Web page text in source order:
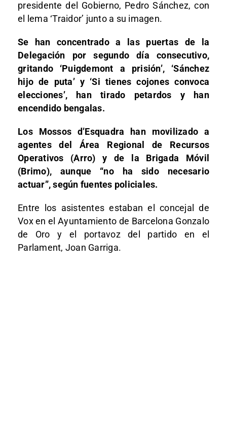
presidente del Gobierno, Pedro Sánchez, con
el lema ‘Traidor’ junto a su imagen.
Se han concentrado a las puertas de la
Delegación por segundo día consecutivo,
gritando ‘Puigdemont a prisión’, ‘Sánchez
hijo de puta’ y ‘Si tienes cojones convoca
elecciones’, han tirado petardos y han
encendido bengalas.
Los Mossos d’Esquadra han movilizado a
agentes del Área Regional de Recursos
Operativos (Arro) y de la Brigada Móvil
(Brimo), aunque “no ha sido necesario
actuar”, según fuentes policiales.
Entre los asistentes estaban el concejal de
Vox en el Ayuntamiento de Barcelona Gonzalo
de Oro y el portavoz del partido en el
Parlament, Joan Garriga.